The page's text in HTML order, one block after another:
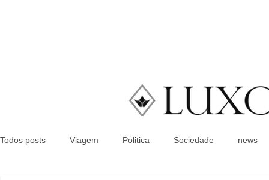
Todos posts Viagem Politica Sociedade news